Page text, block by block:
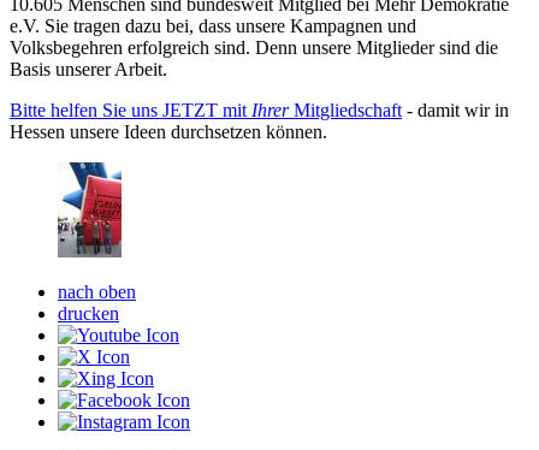
e.V. Sie tragen dazu bei, dass unsere Kampagnen und
Volksbegehren erfolgreich sind. Denn unsere Mitglieder sind die
Basis unserer Arbeit.
Bitte helfen Sie uns JETZT mit IhrerMitgliedschaft - damit wir in
Hessen unsere Ideen durchsetzen können.
nach oben
drucken